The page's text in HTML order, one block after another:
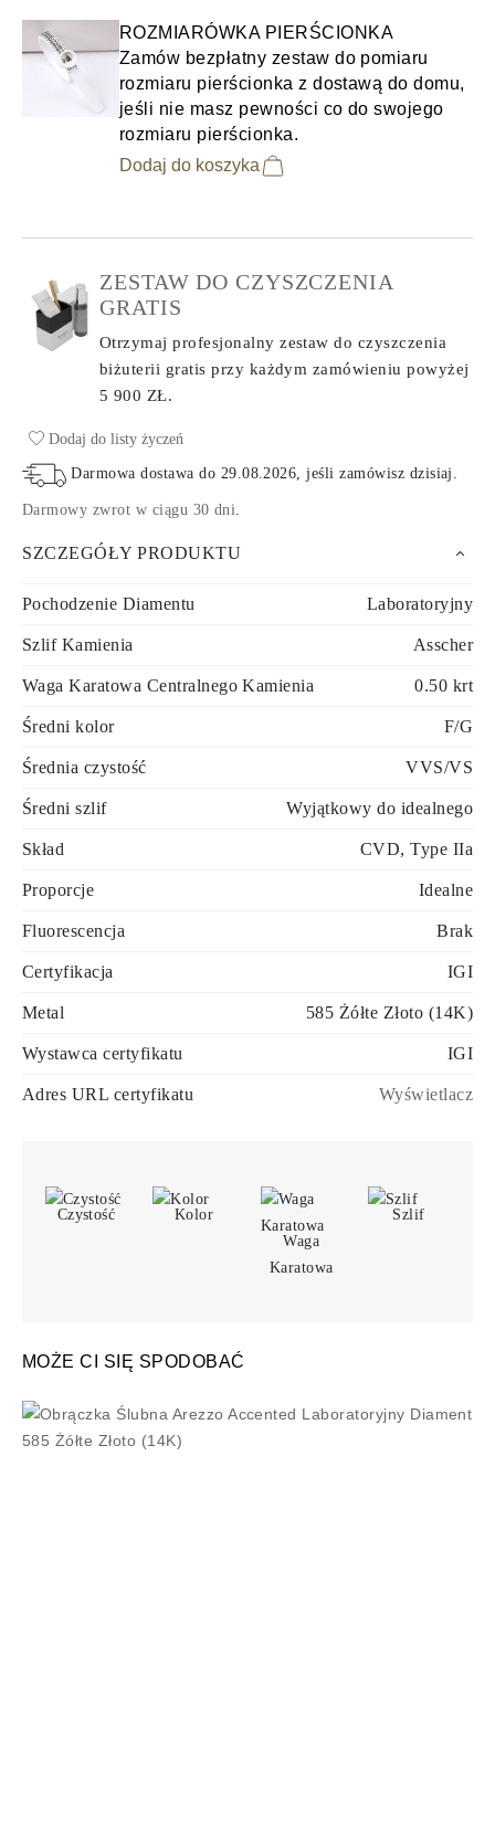
ROZMIARÓWKA PIERŚCIONKA
Zamów bezpłatny zestaw do pomiaru
rozmiaru pierścionka z dostawą do domu,
jeśli nie masz pewności co do swojego
rozmiaru pierścionka.
Dodaj do koszyka
ZESTAW DO CZYSZCZENIA
GRATIS
Otrzymaj profesjonalny zestaw do czyszczenia
biżuterii gratis przy każdym zamówieniupowyżej
5 900 ZŁ.
Dodaj do listy życzeń
Darmowa dostawa do 29.08.2026 , jeśli zamówisz dzisiaj
Darmowy zwrot w ciągu 30 dni
SZCZEGÓŁY PRODUKTU
Pochodzenie Diamentu Laboratoryjny
Szlif Kamienia Asscher
Waga Karatowa Centralnego Kamienia 0.50 krt
Średni kolor F/G
Średnia czystość VVS/VS
Średni szlif Wyjątkowy do idealnego
Skład CVD, Type IIa
Proporcje Idealne
Fluorescencja Brak
Certyfikacja IGI
Metal 585 Żółte Złoto (14K)
Wystawca certyfikatu IGI
Adres URL certyfikatu Wyświetlacz
Czystość
Kolor
Waga
Karatowa
Szlif
MOŻE CI SIĘ SPODOBAĆ